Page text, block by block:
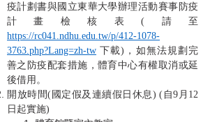
疫計劃書與國立東華大學辦理活動賽事防疫
計畫檢核表( 請至
https://rc041.ndhu.edu.tw/p/412-1078-
3763.php?Lang=zh-tw 下載) ，如無法規劃完
善之防疫配套措施，體育中心有權取消或延
後借用。
開放時間( 國定假及連續假日休息 ) ( 自9 月 12
日起實施)